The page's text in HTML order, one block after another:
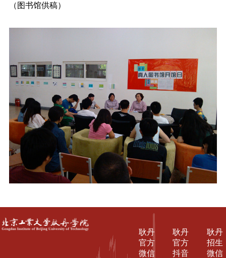
（图书馆供稿）
耿丹
招生
微信
耿丹
官方
抖音
耿丹
官方
微信